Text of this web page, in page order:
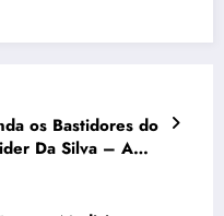
os Bastidores do
Da Silva – A